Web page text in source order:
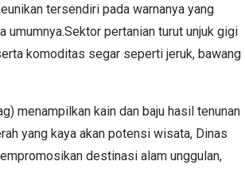
tersendiri pada warnanya yang
pertanian turut unjuk gigi
komoditas segar seperti jeruk, bawang
menampilkan kain dan baju hasil tenunan
yang kaya akan potensi wisata, Dinas
destinasi alam unggulan,